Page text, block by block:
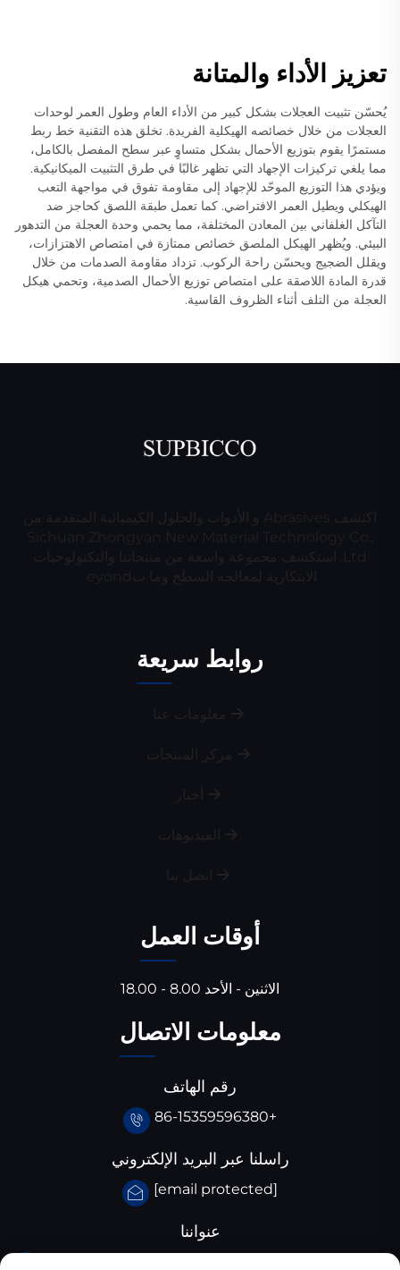
تعزيز الأداء والمتانة
يُحسّن تثبيت العجلات بشكل كبير من الأداء العام وطول العمر لوحدات
العجلات من خلال خصائصه الهيكلية الفريدة. تخلق هذه التقنية خط ربط
مستمرًا يقوم بتوزيع الأحمال بشكل متساوٍ عبر سطح المفصل بالكامل،
مما يلغي تركيزات الإجهاد التي تظهر غالبًا في طرق التثبيت الميكانيكية.
ويؤدي هذا التوزيع الموحّد للإجهاد إلى مقاومة تفوق في مواجهة التعب
الهيكلي ويطيل العمر الافتراضي. كما تعمل طبقة اللصق كحاجز ضد
التآكل الغلفاني بين المعادن المختلفة، مما يحمي وحدة العجلة من التدهور
البيئي. ويُظهر الهيكل الملصق خصائص ممتازة في امتصاص الاهتزازات،
ويقلل الضجيج ويحسّن راحة الركوب. تزداد مقاومة الصدمات من خلال
قدرة المادة اللاصقة على امتصاص توزيع الأحمال الصدمية، وتحمي هيكل
العجلة من التلف أثناء الظروف القاسية.
روابط سريعة
أوقات العمل
الاثنين - الأحد 8.00 - 18.00
معلومات الاتصال
رقم الهاتف
+86-15359596380
راسلنا عبر البريد الإلكتروني
[email protected]
عنواننا